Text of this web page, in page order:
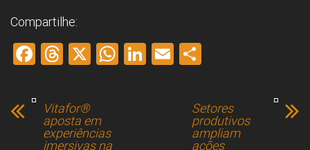
Compartilhe:
F
ce
b
o
T
e
a
d
X
W Li
E
ar
e
Vitafor®
aposta em
experiências
imersivas na
Setores
produtivos
ampliam
ações